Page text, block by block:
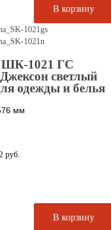
ШК-1021 ГС
светлый
одежды и белья
мм
руб.